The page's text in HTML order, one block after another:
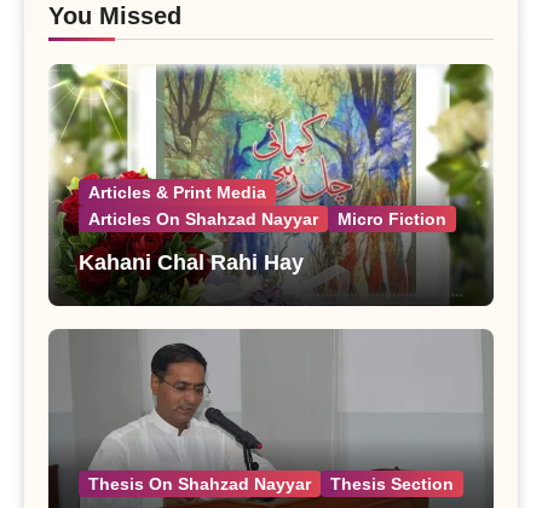
You Missed
Articles & Print Media
Articles On Shahzad Nayyar
Micro Fiction
Kahani Chal Rahi Hay
Thesis On Shahzad Nayyar Thesis Section